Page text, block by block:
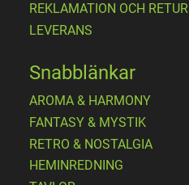
REKLAMATION OCH RETUR
LEVERANS
Snabblänkar
AROMA & HARMONY
FANTASY & MYSTIK
RETRO & NOSTALGIA
HEMINREDNING